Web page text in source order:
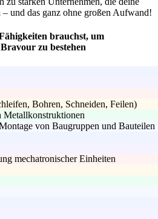
und das ganz ohne großen Aufwand!
brauchst, um
zu bestehen
Bohren, Schneiden, Feilen)
Metallkonstruktionen
von Baugruppen und Bauteilen
mechatronischer Einheiten